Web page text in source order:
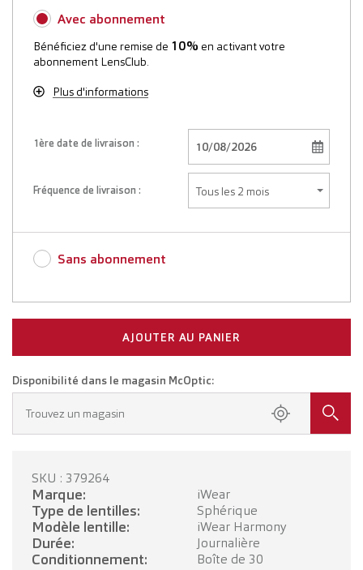
Avec abonnement
Bénéficiez d'une remise de 10% en activant votre
abonnement LensClub.
Plus d'informations
1ère date de livraison :
Fréquence de livraison :
Sans abonnement
AJOUTER AU PANIER
Disponibilité dans le magasin McOptic:
Trouvez un magasin
SKU : 379264
Marque: iWear
Type de lentilles: Sphérique
Modèle lentille: iWear Harmony
Durée: Journalière
Conditionnement: Boîte de 30